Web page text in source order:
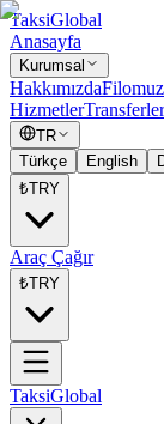
TaksiGlobal
Anasayfa
Kurumsal
HakkımızdaFilomuz
HizmetlerTransferler
TR
Türkçe
English
₺TRY
Araç Çağır
₺TRY
TaksiGlobal